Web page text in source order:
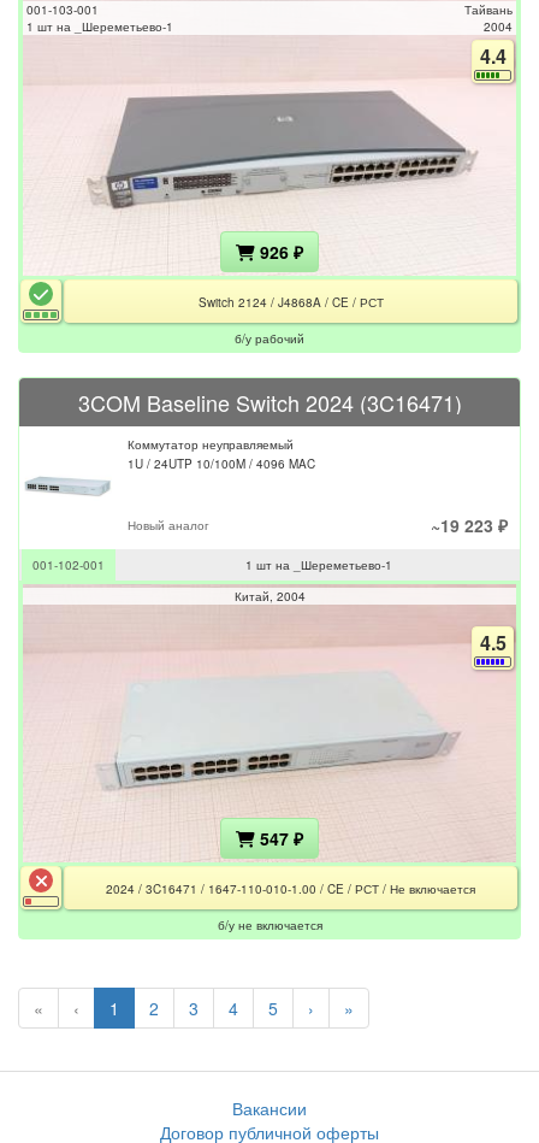
001-103-001
1 шт на _Шереметьево-1
Тайвань
2004
4.4
926 ₽
Switch 2124 / J4868A / CE / РСТ
б/у рабочий
3COM Baseline Switch 2024 (3C16471)
Коммутатор неуправляемый
1U / 24UTP 10/100M / 4096 MAC
Новый аналог ~19 223 ₽
001-102-001
1 шт на _Шереметьево-1
Китай 2004
4.5
547 ₽
2024 / 3C16471 / 1647-110-010-1.00 / CE / РСТ / Не включается
б/у не включается
« ‹ 1 2 3 4 5 › »
Вакансии
Договор публичной оферты